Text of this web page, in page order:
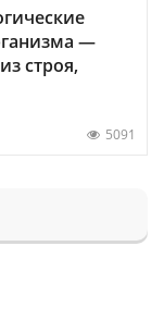
—
строя,
5091